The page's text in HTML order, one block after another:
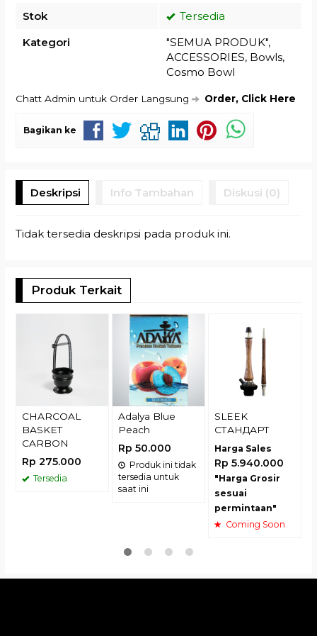
Stok
Tersedia
Kategori
"SEMUA PRODUK",
ACCESSORIES, Bowls,
Cosmo Bowl
Chatt Admin untuk Order Langsung Order, Click Here
Bagikan ke
Deskripsi Info Tambahan Diskusi (0)
Tidak tersedia deskripsi pada produk ini.
Produk Terkait
CHARCOAL
BASKET
CARBON
Rp 275.000
Tersedia
Adalya Blue
Peach
Rp 50.000
Produk ini tidak
tersedia untuk
saat ini
SLEEK
СТАНДАРТ
Harga Sales
Rp 5.940.000
"Harga Grosir
sesuai
permintaan"
Coming Soon